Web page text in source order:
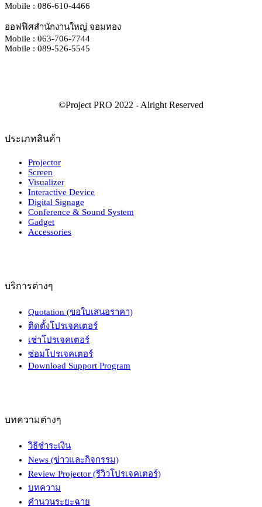
Mobile : 086-610-4466
ออฟฟิศสำนักงานใหญ่ จอมทอง
Mobile : 063-706-7744
Mobile : 089-526-5545
ประเภทสินค้า
Projector
Screen
Visualizer
Interactive Device
Digital Signage
Conference & Sound System
Gadget
Accessories
บริการต่างๆ
Quotation (ขอใบเสนอราคา)
ติดตั้งโปรเจคเตอร์
เช่าโปรเจคเตอร์
ซ่อมโปรเจคเตอร์
Download Support Program
บทความต่างๆ
วิธีชำระเงิน
News (ข่าวและกิจกรรม)
Review Projector (รีวิวโปรเจคเตอร์)
บทความ
คำนวนระยะฉาย